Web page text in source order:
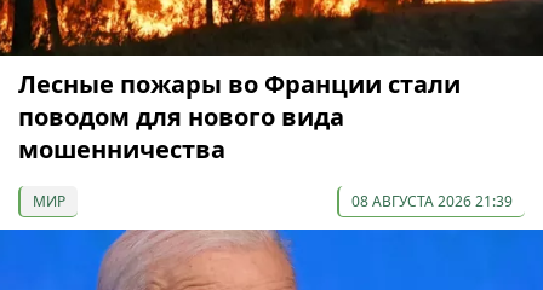
Лесные пожары во Франции стали
поводом для нового вида
мошенничества
МИР 08 АВГУСТА 2026 21:39